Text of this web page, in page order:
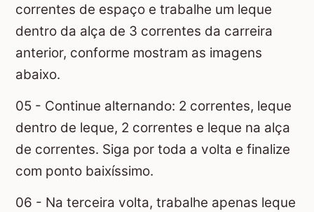
correntes de espaço e trabalhe um leque
dentro da alça de 3 correntes da carreira
anterior, conforme mostram as imagens
abaixo.
05 - Continue alternando: 2 correntes, leque
dentro de leque, 2 correntes e leque na alça
de correntes. Siga por toda a volta e finalize
com ponto baixíssimo.
06 - Na terceira volta, trabalhe apenas leque